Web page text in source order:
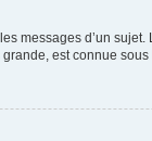
messages d’un
est connue